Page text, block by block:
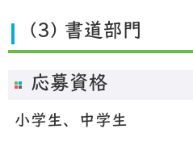
(3) 書道部門
応募資格
小学生、中学生